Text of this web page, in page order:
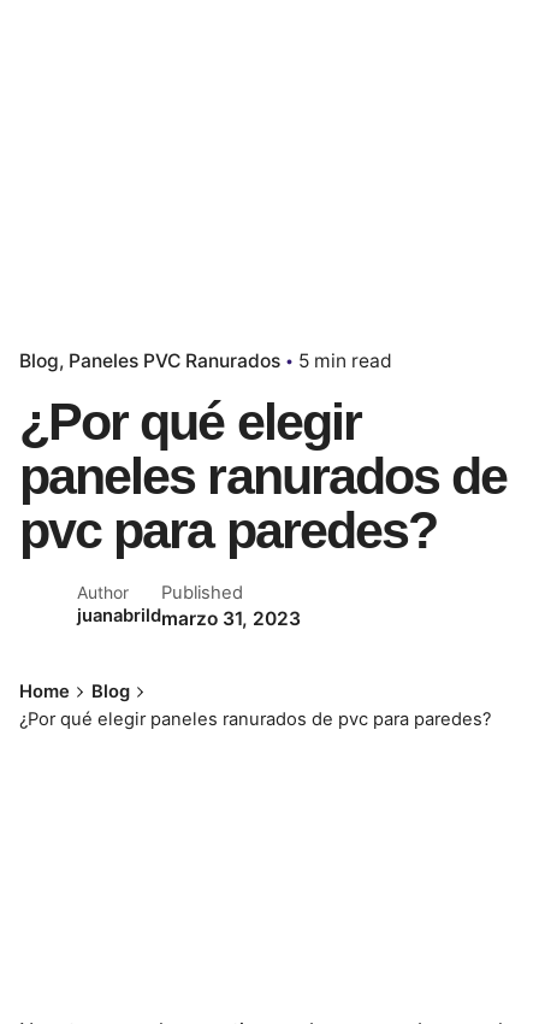
Blog Paneles PVC Ranurados 5 min read
¿Por qué elegir
paneles ranurados de
pvc para paredes?
Author
juanabrild
Published
marzo 31, 2023
Home
Blog
¿Por qué elegir paneles ranurados de pvc para paredes?